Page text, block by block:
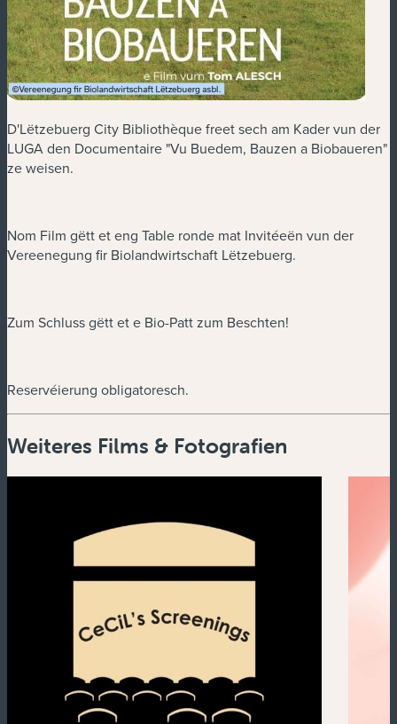
D'Lëtzebuerg City Bibliothèque freet sech am Kader vun der
LUGA den Documentaire "Vu Buedem, Bauzen a Biobaueren"
ze weisen.
Nom Film gëtt et eng Table ronde mat Invitéeën vun der
Vereenegung fir Biolandwirtschaft Lëtzebuerg.
Zum Schluss gëtt et e Bio-Patt zum Beschten!
Reservéierung obligatoresch.
Weiteres Films & Fotografien